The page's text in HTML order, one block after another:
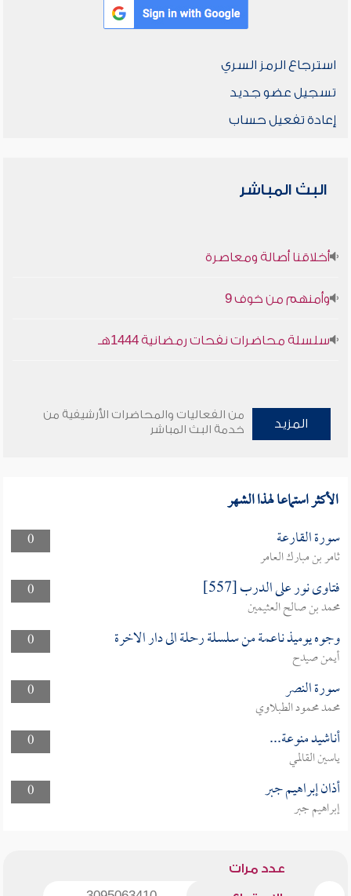
استرجاع الرمز السري
تسجيل عضو جديد
إعادة تفعيل حساب
البث المباشر
أخلاقنا أصالة ومعاصرة
وأمنهم من خوف 9
سلسلة محاضرات نفحات رمضانية 1444هـ
المزيد
من الفعاليات والمحاضرات الأرشيفية من
خدمة البث المباشر
الأكثر استماعا لهذا الشهر
0 سورة القارعة
ثامر بن مبارك العامر
0
فتاوى نور على الدرب [557]
محمد بن صالح العثيمين
0
وجوه يوميذ ناعمة من سلسلة رحلة الى دار الاخرة
أيمن صيدح
0
سورة النصر
محمد محمود الطبلاوي
0
أناشيد منوعة...
ياسين القالمي
0
أذان إبراهيم جبر
إبراهيم جبر
عدد مرات